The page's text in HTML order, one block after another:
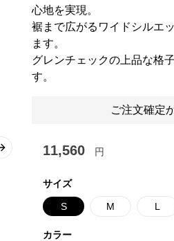
Next slide
心地を実現。
裾まで広がるワイドシルエ
ます。
グレンチェックの上品な格
す。
ご注文確定
11,560 円
サイズ
S M L
カラー